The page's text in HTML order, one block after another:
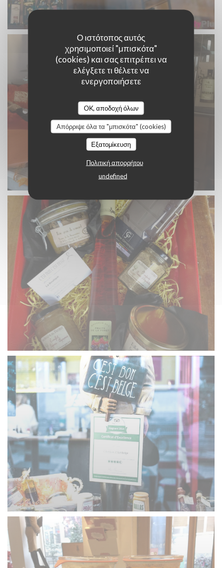
Ο ιστότοπος αυτός
χρησιμοποιεί "μπισκότα"
(cookies) και σας επιτρέπει να
ελέγξετε τι θέλετε να
ενεργοποιήσετε
OK, αποδοχή όλων
Απόρριψε όλα τα "μπισκότα" (cookies)
Εξατομίκευση
Πολιτική απορρήτου
undefined